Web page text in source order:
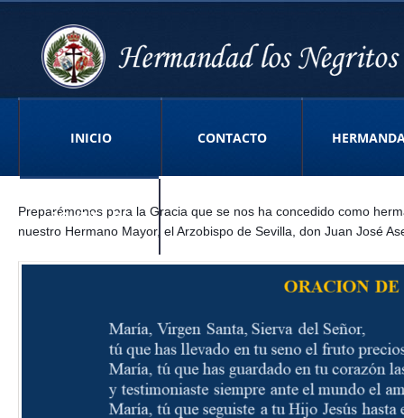
INICIO CONTACTO
POLITICA DE
Preparémonos para la Gracia que se nos ha concedido como
nuestro Hermano Mayor, el Arzobispo de Sevilla, don Juan José